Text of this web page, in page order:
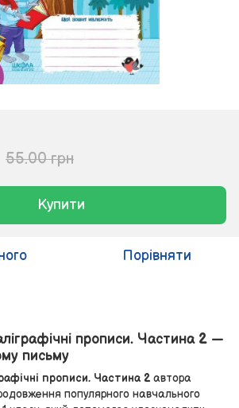
55.00 грн
Купити
Порівняти
прописи. Частина 2 —
письму
прописи. Частина 2 автора
популярного навчального